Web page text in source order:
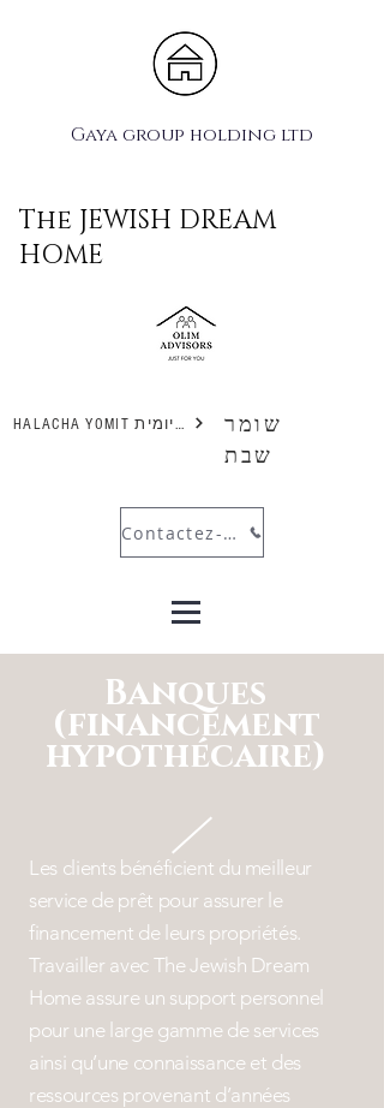
Gaya group holding ltd
The JEWISH DREAM
HOME
HALACHA YOMIT הלכה יומית
שומר
שבת
Contactez-nous
Banques
(financement
hypothécaire)
Les clients bénéficient du meilleur
service de prêt pour assurer le
financement de leurs propriétés.
Travailler avec The Jewish Dream
Home assure un support personnel
pour une large gamme de services
ainsi qu’une connaissance et des
ressources provenant d’années